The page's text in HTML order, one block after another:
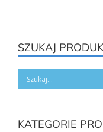
SZUKAJ
KATEGORIE